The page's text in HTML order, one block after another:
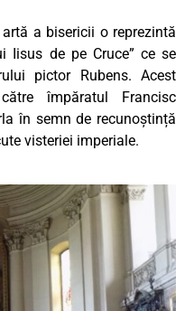
a bisericii o reprezintă
Iisus de pe Cruce” ce se
pictor Rubens. Acest
împăratul Francisc
în semn de recunoștință
visteriei imperiale.